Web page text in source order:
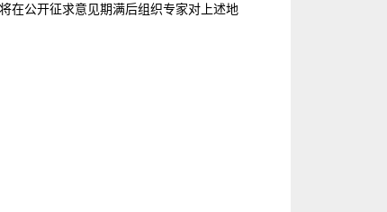
在公开征求意见期满后组织专家对上述地